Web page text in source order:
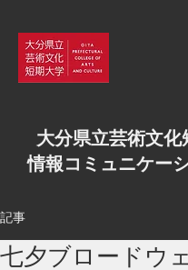
大分県立芸術文化
情報コミュニケー
記事
七夕ブロードウ